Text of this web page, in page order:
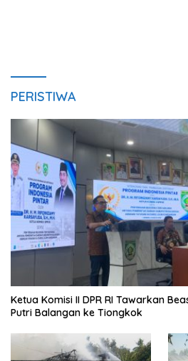
PERISTIWA
Ketua Komisi II DPR RI Tawarkan
Putri Balangan ke Tiongkok